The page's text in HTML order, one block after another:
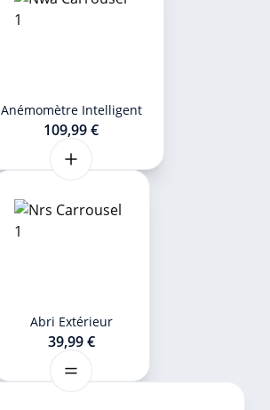
Anémomètre Intelligent
109,99 €
Abri Extérieur
39,99 €